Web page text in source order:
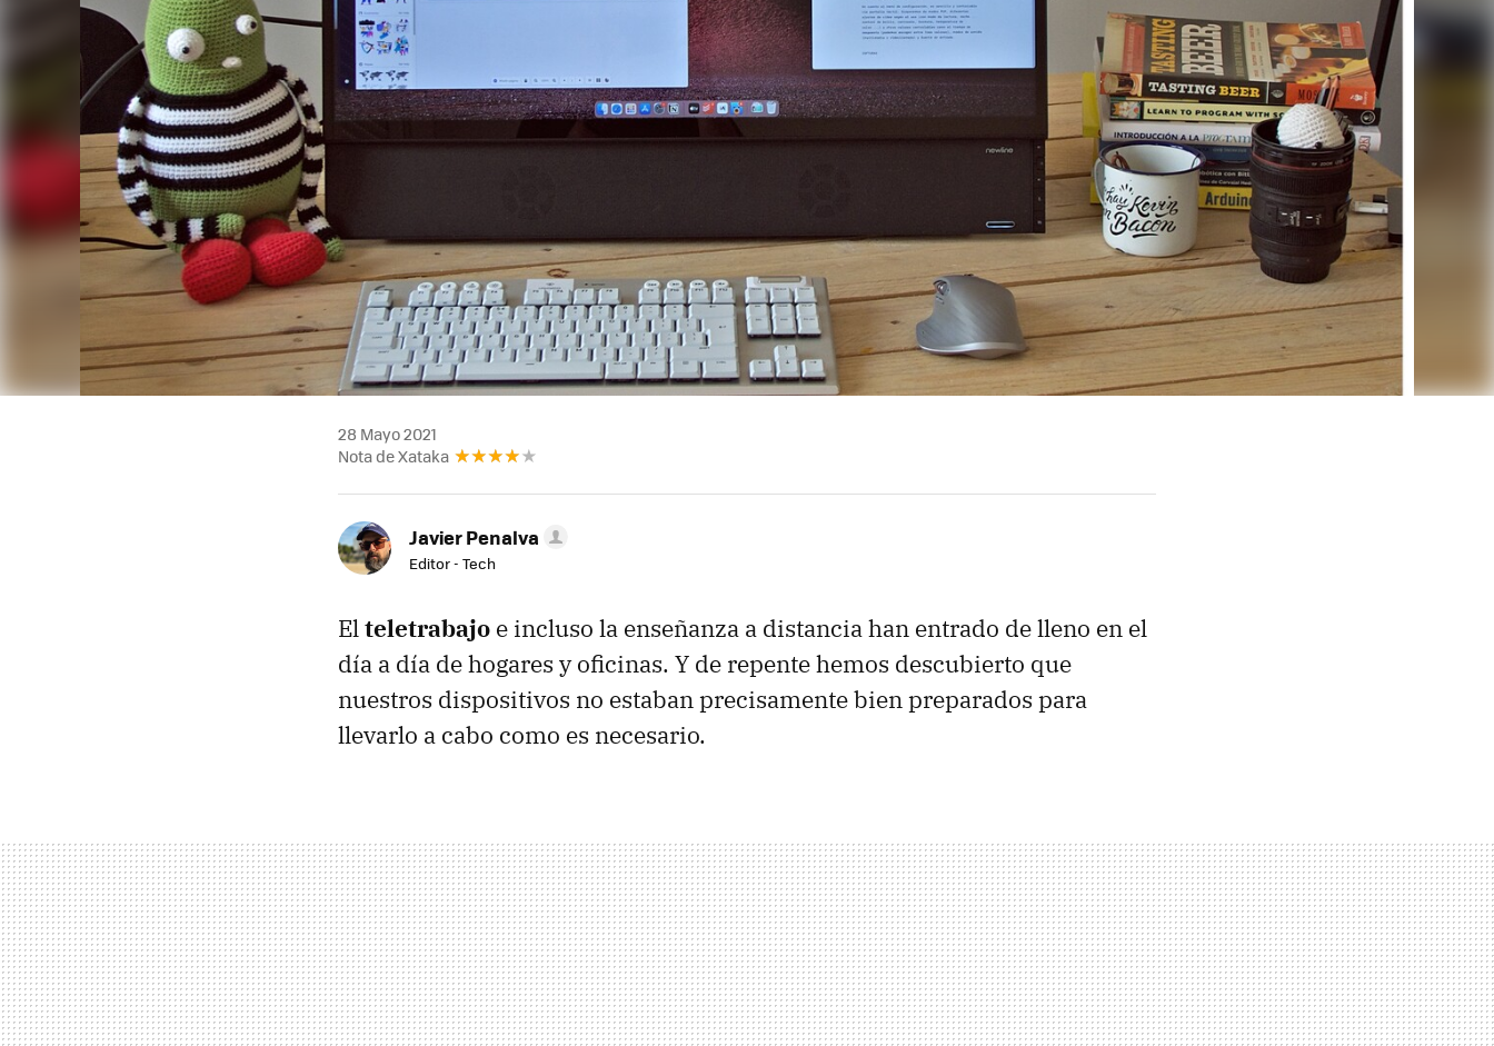
28 Mayo 2021
Nota de Xataka
Javier Penalva
Editor - Tech
El teletrabajo e incluso la enseñanza a distancia han entrado de lleno en el
día a día de hogares y oficinas. Y de repente hemos descubierto que
nuestros dispositivos no estaban precisamente bien preparados para
llevarlo a cabo como es necesario.